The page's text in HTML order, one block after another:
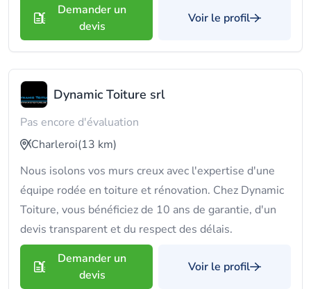
Demander un
devis
Voir le profil
Dynamic Toiture srl
Pas encore d'évaluation
Charleroi(13 km)
Nous isolons vos murs creux avec l'expertise d'une
équipe rodée en toiture et rénovation. Chez Dynamic
Toiture, vous bénéficiez de 10 ans de garantie, d'un
devis transparent et du respect des délais.
Demander un
devis
Voir le profil